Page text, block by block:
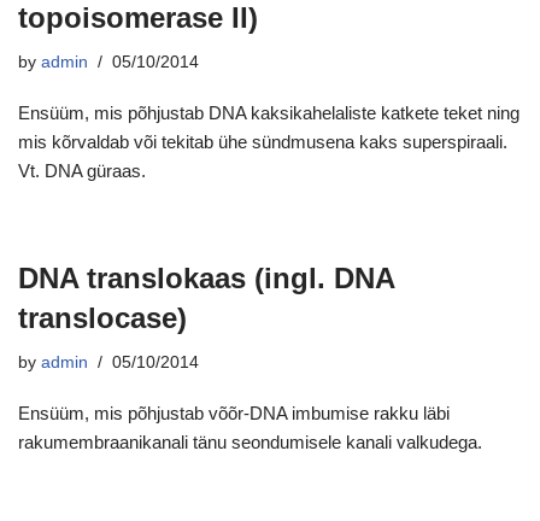
topoisomerase II)
by admin 05/10/2014
Ensüüm, mis põhjustab DNA kaksikahelaliste katkete teket ning
mis kõrvaldab või tekitab ühe sündmusena kaks superspiraali.
Vt. DNA güraas.
DNA translokaas (ingl. DNA
translocase)
by admin 05/10/2014
Ensüüm, mis põhjustab võõr-DNA imbumise rakku läbi
rakumembraanikanali tänu seondumisele kanali valkudega.